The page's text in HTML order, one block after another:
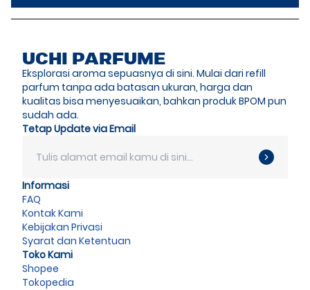
UCHI PARFUME
Eksplorasi aroma sepuasnya di sini. Mulai dari refill
parfum tanpa ada batasan ukuran, harga dan
kualitas bisa menyesuaikan, bahkan produk BPOM pun
sudah ada.
Tetap Update via Email
Informasi
FAQ
Kontak Kami
Kebijakan Privasi
Syarat dan Ketentuan
Toko Kami
Shopee
Tokopedia